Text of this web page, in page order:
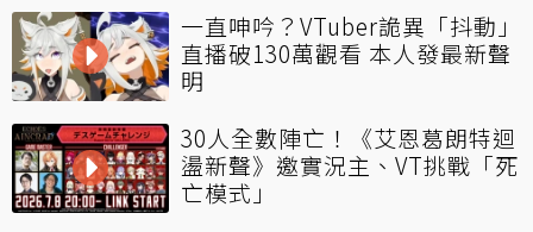
一直呻吟？VTuber詭異「抖動」
直播破130萬觀看 本人發最新聲
明
30人全數陣亡！《艾恩葛朗特迴
盪新聲》邀實況主、VT挑戰「死
亡模式」